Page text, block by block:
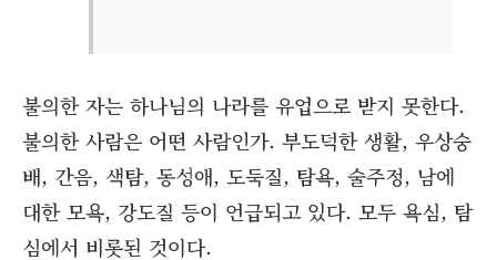
불의한 자는 하나님의 나라를 유업으로 받지 못한다.
불의한 사람은 어떤 사람인가. 부도덕한 생활, 우상숭
배, 간음, 색탐, 동성애, 도둑질, 탐욕, 술주정, 남에
대한 모욕, 강도질 등이 언급되고 있다. 모두 욕심, 탐
심에서 비롯된 것이다.